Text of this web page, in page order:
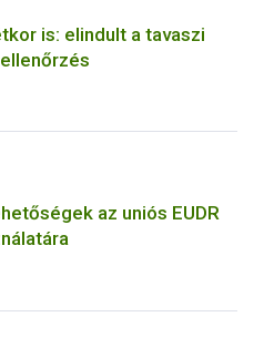
is: elindult a tavaszi
az uniós EUDR